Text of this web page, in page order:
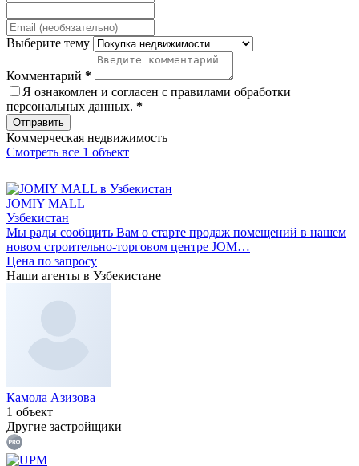
Выберите тему
Комментарий *
Я ознакомлен и согласен с правилами обработки
персональных данных. *
Отправить
Коммерческая недвижимость
Смотреть все 1 объект
JOMIY MALL
Узбекистан
Мы рады сообщить Вам о старте продаж помещений в нашем
новом строительно-торговом центре JOM…
Цена по запросу
Наши агенты в Узбекистане
Камола Азизова
1 объект
Другие застройщики